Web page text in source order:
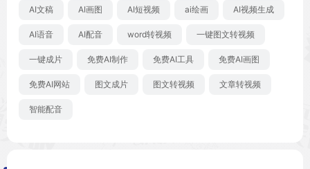
AI文稿 AI画图 AI短视频 ai绘画 AI视频生成
AI语音 AI配音 word转视频 一键图文转视频
一键成片 免费AI制作 免费AI工具 免费AI画图
免费AI网站 图文成片 图文转视频 文章转视频
智能配音